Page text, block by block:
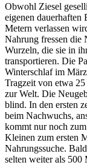
Obwohl Ziesel
eigenen dauerhaften
Metern verlassen
Nahrung fressen die
Wurzeln, die sie in
transportieren. Die
Winterschlaf im
Tragzeit von etwa
zur Welt. Die
blind. In den ersten
beim Nachwuchs,
kommt nur noch
Kleinen zum ersten
Nahrungssuche.
selten weiter als 500